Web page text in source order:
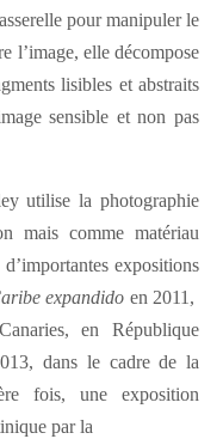
pour manipuler le
l’image, elle décompose
lisibles et abstraits
sensible et non pas
utilise la photographie
mais comme matériau
expositions
expandido en 2011,
en République
dans le cadre de la
fois, une exposition
par la